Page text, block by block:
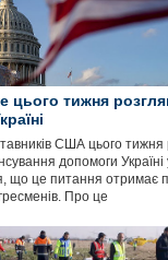
цього тижня
США цього тижня
допомоги Україні
що це питання отримає
Про це